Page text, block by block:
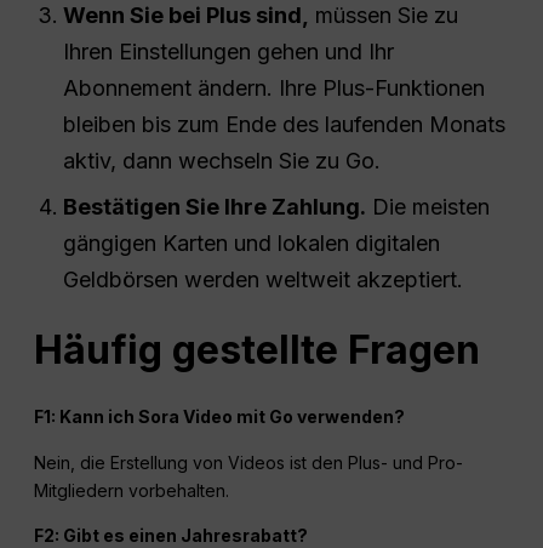
Wenn Sie bei Plus sind, müssen Sie zu
Ihren Einstellungen gehen und Ihr
Abonnement ändern. Ihre Plus-Funktionen
bleiben bis zum Ende des laufenden Monats
aktiv, dann wechseln Sie zu Go.
Bestätigen Sie Ihre Zahlung. Die meisten
gängigen Karten und lokalen digitalen
Geldbörsen werden weltweit akzeptiert.
Häufig gestellte Fragen
F1: Kann ich Sora Video mit Go verwenden?
Nein, die Erstellung von Videos ist den Plus- und Pro-
Mitgliedern vorbehalten.
F2: Gibt es einen Jahresrabatt?